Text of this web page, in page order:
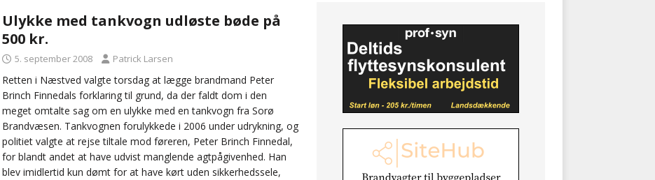
Ulykke med tankvogn udløste bøde på
500 kr.
5. september 2008 Patrick Larsen
Retten i Næstved valgte torsdag at lægge brandmand Peter
Brinch Finnedals forklaring til grund, da der faldt dom i den
meget omtalte sag om en ulykke med en tankvogn fra Sorø
Brandvæsen. Tankvognen forulykkede i 2006 under udrykning, og
politiet valgte at rejse tiltale mod føreren, Peter Brinch Finnedal,
for blandt andet at have udvist manglende agtpågivenhed. Han
blev imidlertid kun dømt for at have kørt uden sikkerhedssele,